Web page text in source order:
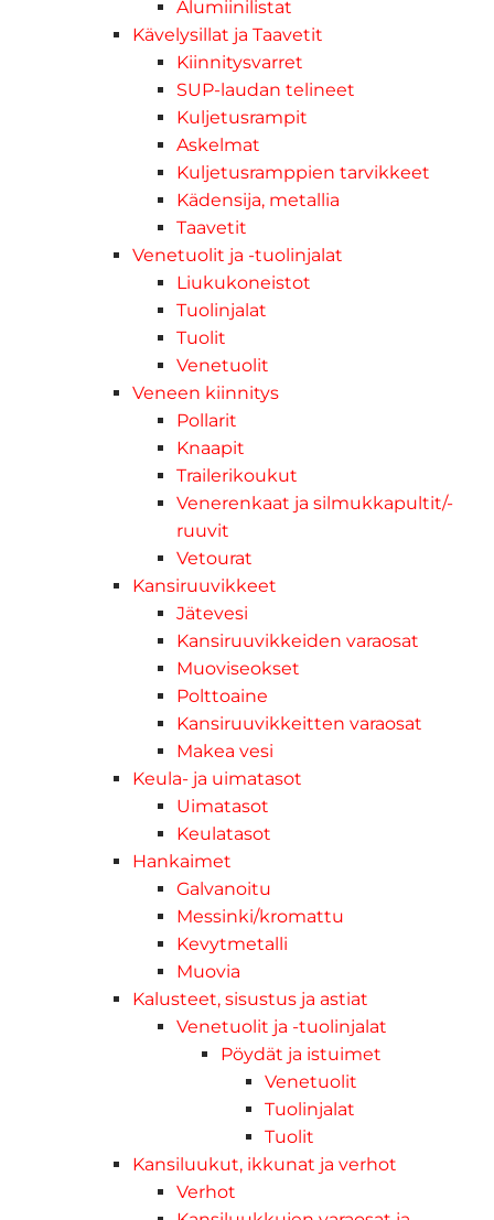
Alumiinilistat
Kävelysillat ja Taavetit
Kiinnitysvarret
SUP-laudan telineet
Kuljetusrampit
Askelmat
Kuljetusramppien tarvikkeet
Kädensija, metallia
Taavetit
Venetuolit ja -tuolinjalat
Liukukoneistot
Tuolinjalat
Tuolit
Venetuolit
Veneen kiinnitys
Pollarit
Knaapit
Trailerikoukut
Venerenkaat ja silmukkapultit/-
ruuvit
Vetourat
Kansiruuvikkeet
Jätevesi
Kansiruuvikkeiden varaosat
Muoviseokset
Polttoaine
Kansiruuvikkeitten varaosat
Makea vesi
Keula- ja uimatasot
Uimatasot
Keulatasot
Hankaimet
Galvanoitu
Messinki/kromattu
Kevytmetalli
Muovia
Kalusteet, sisustus ja astiat
Venetuolit ja -tuolinjalat
Pöydät ja istuimet
Venetuolit
Tuolinjalat
Tuolit
Kansiluukut, ikkunat ja verhot
Verhot